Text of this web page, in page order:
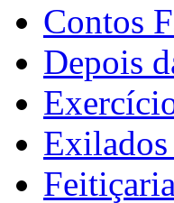
Contos
Depois
Exilados